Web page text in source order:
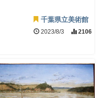
千葉県立美術館
2023/8/3 2106